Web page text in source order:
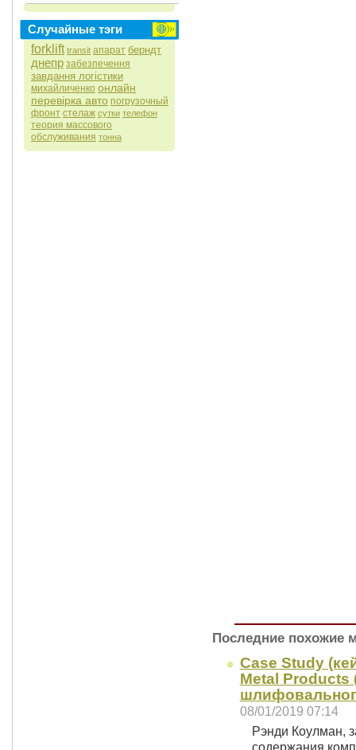
Случайные тэги
forklift transit апарат берндт
днепр забезпечення
завдання логістики
михайличенко онлайн
перевірка авто погрузочный
фронт стелаж сутки телефон
теория массового
обслуживания тонна
Последние похожие
Case Study
Metal
08/01/2019 07:14
Рэнди Коулман,
содержания